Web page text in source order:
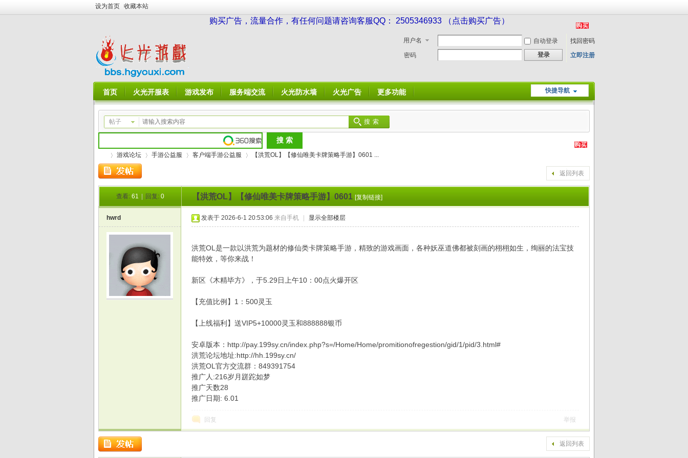
设为首页 收藏本站
购买广告，流量合作，有任何问题请咨询客服QQ： 2505346933 （点击购买广告）
用户名 自动登录
找回密码
密码
登录 立即注册
快捷导航
首页 火光开服表 游戏发布 服务端交流 火光防水墙 火光广告 更多功能
帖子 搜索
游戏论坛
›
手游公益服 客户端手游公益服
›
【洪荒OL】【修仙唯美卡牌策略手游】0601 ...
返回列表
查看: 61 回复: 0 【洪荒OL】【修仙唯美卡牌策略手游】0601 [复制链接]
hwrd 发表于 2026-6-1 20:53:06 来自手机 显示全部楼层
洪荒OL是一款以洪荒为题材的修仙类卡牌策略手游，精致的游戏画面，各种妖巫道佛都被刻画的栩栩如生，绚丽的法宝技
能特效，等你来战！
新区《木精毕方》，于5.29日上午10：00点火爆开区
【充值比例】1：500灵玉
【上线福利】送VIP5+10000灵玉和888888银币
安卓版本：http://pay.199sy.cn/index.php?s=/Home/Home/promitionofregestion/gid/1/pid/3.html#
洪荒论坛地址:http://hh.199sy.cn/
洪荒OL官方交流群：849391754
推广人:216岁月蹉跎如梦
推广天数28
推广日期: 6.01
回复 举报
返回列表